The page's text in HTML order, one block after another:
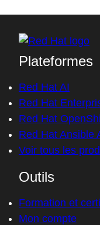
Plateformes
Red Hat AI
Red Hat
Red Hat
Red Hat Ansible
Voir tous les
Outils
Formation et
Mon compte